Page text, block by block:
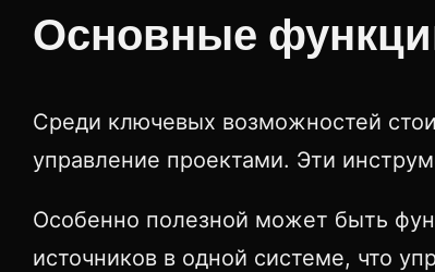
Основные
Среди ключевых возможностей
управление проектами. Эти
Особенно полезной может быть
источников в одной системе, что